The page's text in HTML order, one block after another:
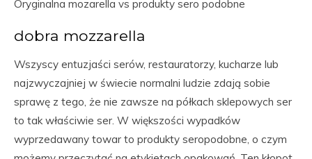
Oryginalna mozarella vs produkty sero podobne
dobra mozzarella
Wszyscy entuzjaści serów, restauratorzy, kucharze lub
najzwyczajniej w świecie normalni ludzie zdają sobie
sprawę z tego, że nie zawsze na półkach sklepowych ser
to tak właściwie ser. W większości wypadków
wyprzedawany towar to produkty seropodobne, o czym